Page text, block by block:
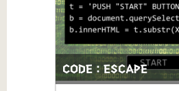
CODE：ESCAPE